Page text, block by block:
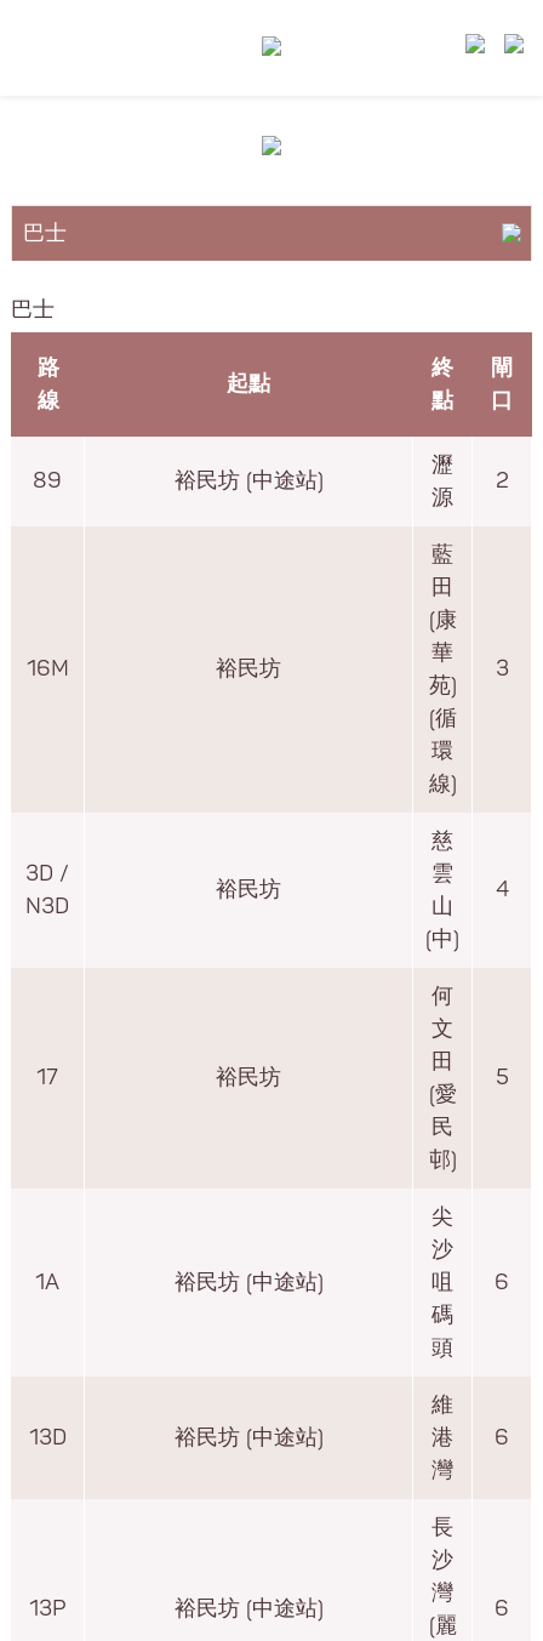
巴士
巴士
路
線
起點
終
點
閘
口
89 裕民坊 (中途站)
瀝
源
2
16M 裕民坊
藍
田
(康
華
苑)
(循
環
線)
3
3D /
N3D
裕民坊
慈
雲
山
(中)
4
17 裕民坊
何
文
田
(愛
民
邨)
5
1A 裕民坊 (中途站)
尖
沙
咀
碼
頭
6
13D 裕民坊 (中途站)
維
港
灣
6
13P 裕民坊 (中途站)
長
沙
灣
(麗
6